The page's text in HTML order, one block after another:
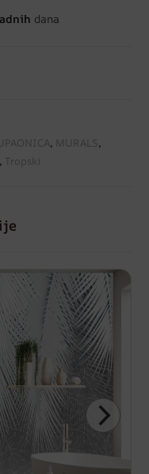
dana
, MURALS,
, Tropski